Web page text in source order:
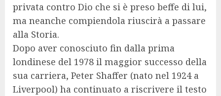
privata contro Dio che si è preso beffe di lui,
ma neanche compiendola riuscirà a passare
alla Storia.
Dopo aver conosciuto fin dalla prima
londinese del 1978 il maggior successo della
sua carriera, Peter Shaffer (nato nel 1924 a
Liverpool) ha continuato a riscrivere il testo